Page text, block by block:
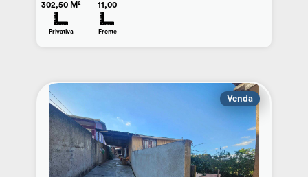
302,50 M²
Privativa
11,00
Frente
Venda